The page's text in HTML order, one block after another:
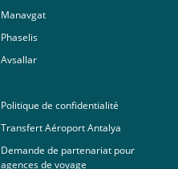
Manavgat
Phaselis
Avsallar
Politique de confidentialité
Transfert Aéroport Antalya
Demande de partenariat pour
agences de voyage